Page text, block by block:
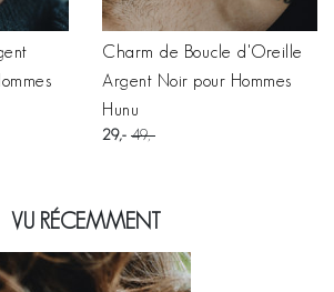
Charm de Boucle d'Oreille
Argent Noir pour Hommes
Hunu
29 49
VU RÉCEMMENT